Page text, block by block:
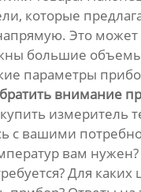
которые
Это может
большие
параметры
внимание
измеритель
с вашими
вам нужен?
Для каких